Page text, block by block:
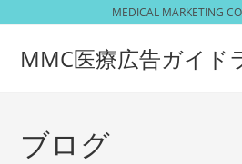
MEDICAL MARKETING
MMC医療広告ガイド
ブログ